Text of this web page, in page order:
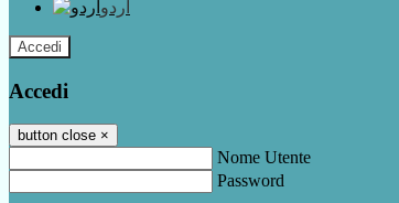
اردو
Accedi
Accedi
button close ×
Nome Utente
Password